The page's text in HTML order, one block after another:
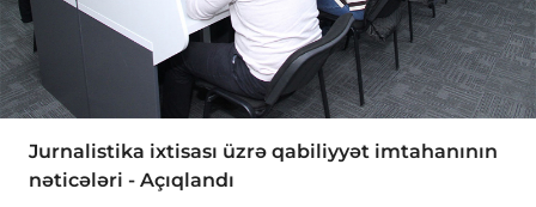
Jurnalistika ixtisası üzrə qabiliyyət imtahanının
nəticələri - Açıqlandı